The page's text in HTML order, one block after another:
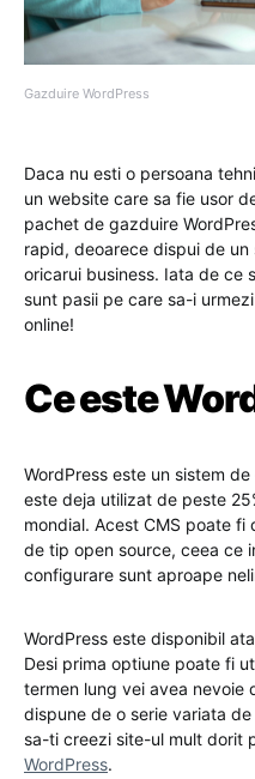
Gazduire WordPress
Daca nu esti o persoana
un website care sa fie usor
pachet de gazduire
rapid, deoarece dispui de
oricarui business. Iata de ce
sunt pasii pe care sa-i
online!
Ce este
WordPress este un sistem
este deja utilizat de peste
mondial. Acest CMS poate
de tip open source, ceea ce
configurare sunt aproape
WordPress este disponibil
Desi prima optiune poate fi
termen lung vei avea nevoie
dispune de o serie variata
sa-ti creezi site-ul mult dorit
WordPress.